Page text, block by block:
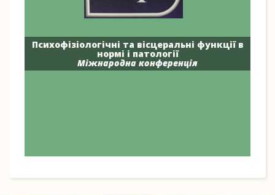
Психофізіологічні та вісцеральні функції в
нормі і патології
Міжнародна конференція